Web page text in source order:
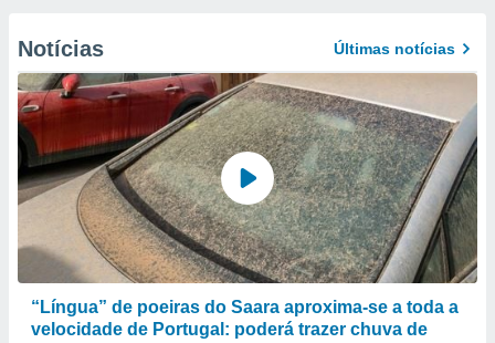
Notícias Últimas notícias
“Língua” de poeiras do Saara aproxima-se a toda a
velocidade de Portugal: poderá trazer chuva de